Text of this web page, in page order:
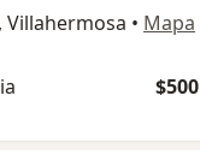
Villahermosa • Mapa
$500